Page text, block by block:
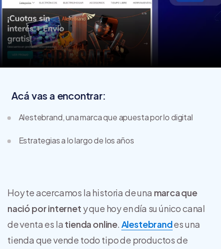
Acá vas a encontrar:
Alestebrand, una marca que apuesta por lo digital
Estrategias a lo largo de los años
Hoy te acercamos la historia de una marca que
nació por internet y que hoy en día su único canal
de venta es la tienda online. Alestebrandes una
tienda que vende todo tipo de productos de